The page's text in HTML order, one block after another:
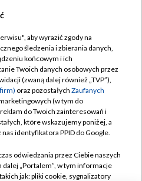
TVP
TVP
prywatności
zgody
Pomoc
aby wyrazić zgody na
śledzenia i zbierania danych,
końcowym i ich
Twoich danych osobowych przez
(zwaną dalej również „TVP”),
oraz pozostałych Zaufanych
(w tym do
do Twoich zainteresowań i
które wskazujemy poniżej, a
identyfikatora PPID do Google.
odwiedzania przez Ciebie naszych
dalej „Portalem”, w tym informacje
jak: pliki cookie, sygnalizatory